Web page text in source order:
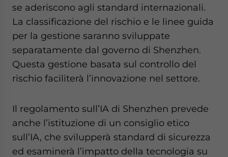
se aderiscono agli standard internazionali.
La classificazione del rischio e le linee guida
per la gestione saranno sviluppate
separatamente dal governo di Shenzhen.
Questa gestione basata sul controllo del
rischio faciliterà l’innovazione nel settore.
Il regolamento sull’IA di Shenzhen prevede
anche l’istituzione di un consiglio etico
sull’IA, che svilupperà standard di sicurezza
ed esaminerà l’impatto della tecnologia su